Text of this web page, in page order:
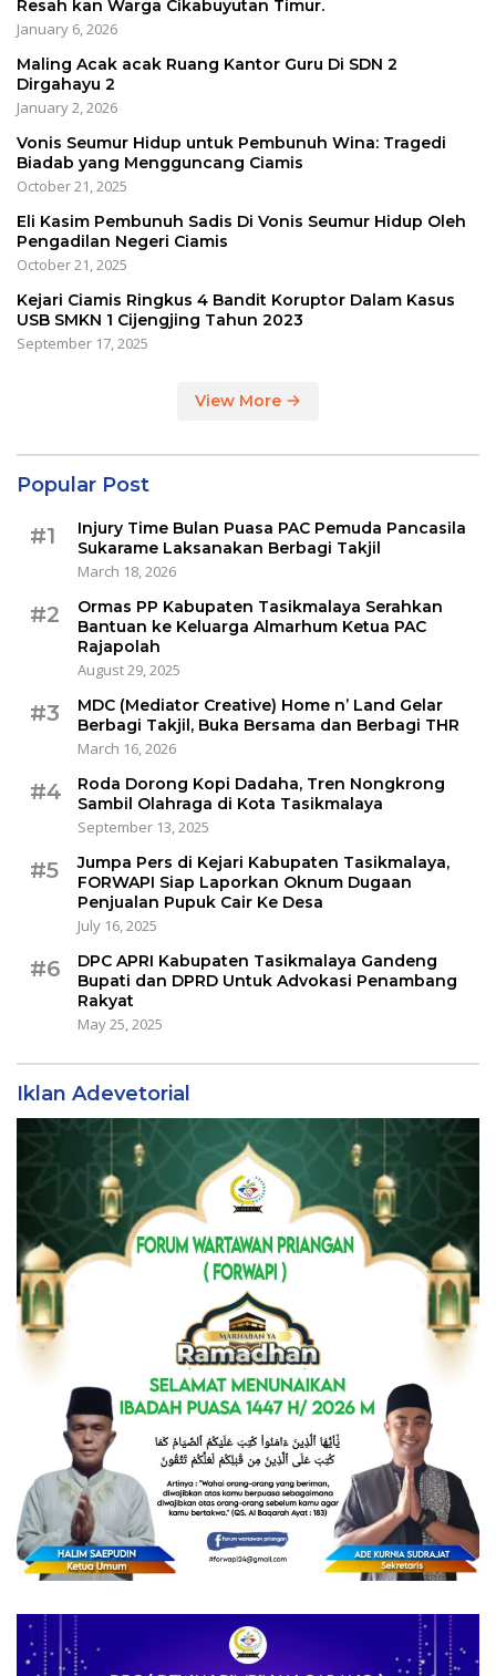
Resah kan Warga Cikabuyutan Timur.
January 6, 2026
Maling Acak acak Ruang Kantor Guru Di SDN 2
Dirgahayu 2
January 2, 2026
Vonis Seumur Hidup untuk Pembunuh Wina: Tragedi
Biadab yang Mengguncang Ciamis
October 21, 2025
Eli Kasim Pembunuh Sadis Di Vonis Seumur Hidup Oleh
Pengadilan Negeri Ciamis
October 21, 2025
Kejari Ciamis Ringkus 4 Bandit Koruptor Dalam Kasus
USB SMKN 1 Cijengjing Tahun 2023
September 17, 2025
View More
Popular Post
#1
Injury Time Bulan Puasa PAC Pemuda Pancasila
Sukarame Laksanakan Berbagi Takjil
March 18, 2026
#2
Ormas PP Kabupaten Tasikmalaya Serahkan
Bantuan ke Keluarga Almarhum Ketua PAC
Rajapolah
August 29, 2025
#3
MDC (Mediator Creative) Home n’ Land Gelar
Berbagi Takjil, Buka Bersama dan Berbagi THR
March 16, 2026
#4
Roda Dorong Kopi Dadaha, Tren Nongkrong
Sambil Olahraga di Kota Tasikmalaya
September 13, 2025
#5
Jumpa Pers di Kejari Kabupaten Tasikmalaya,
FORWAPI Siap Laporkan Oknum Dugaan
Penjualan Pupuk Cair Ke Desa
July 16, 2025
#6
DPC APRI Kabupaten Tasikmalaya Gandeng
Bupati dan DPRD Untuk Advokasi Penambang
Rakyat
May 25, 2025
Iklan Adevetorial